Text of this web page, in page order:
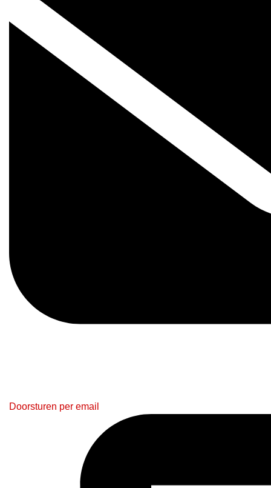
Doorsturen per email